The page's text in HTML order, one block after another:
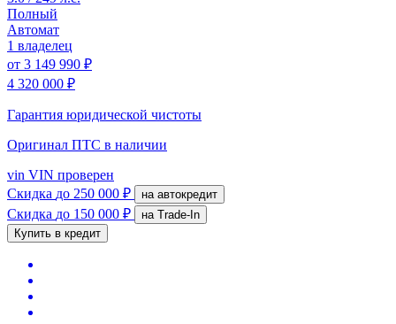
Полный
Автомат
1 владелец
от 3 149 990 ₽
4 320 000 ₽
Гарантия юридической чистоты
Оригинал ПТС в наличии
vin VIN проверен
Скидка до 250 000 ₽ на автокредит
Скидка до 150 000 ₽
на Trade-In
Купить в кредит